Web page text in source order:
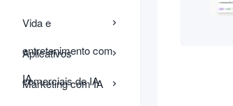
Vida e
entretenimento com
IA
Aplicativos
comerciais de IA
Marketing com IA